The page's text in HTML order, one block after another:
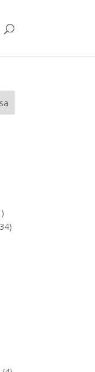
51
produtos
3434